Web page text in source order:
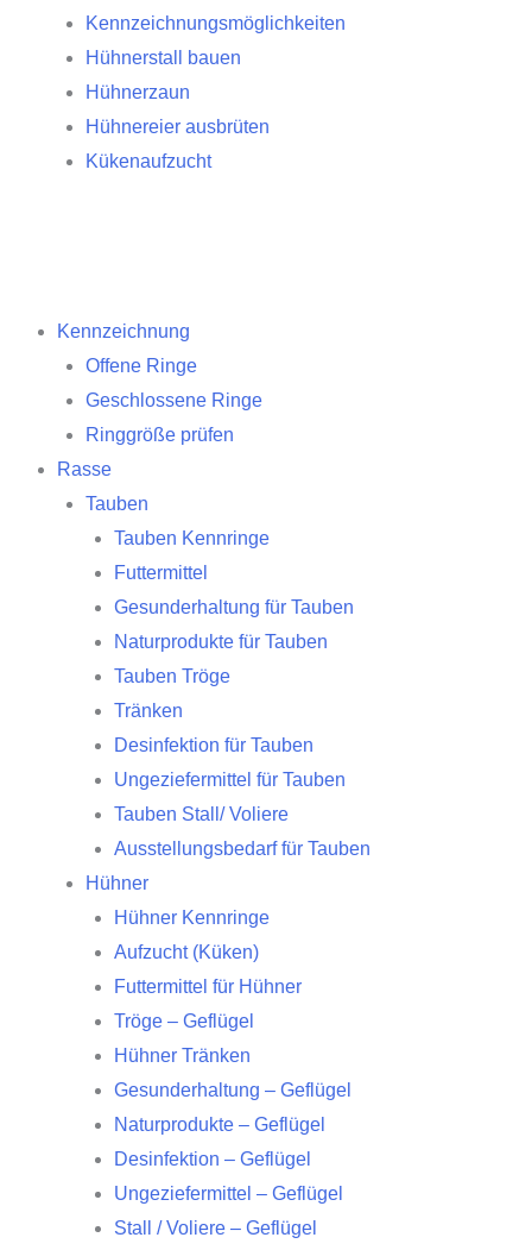
Kennzeichnungsmöglichkeiten
Hühnerstall bauen
Hühnerzaun
Hühnereier ausbrüten
Kükenaufzucht
Kennzeichnung
Offene Ringe
Geschlossene Ringe
Ringgröße prüfen
Rasse
Tauben
Tauben Kennringe
Futtermittel
Gesunderhaltung für Tauben
Naturprodukte für Tauben
Tauben Tröge
Tränken
Desinfektion für Tauben
Ungeziefermittel für Tauben
Tauben Stall/ Voliere
Ausstellungsbedarf für Tauben
Hühner
Hühner Kennringe
Aufzucht (Küken)
Futtermittel für Hühner
Tröge – Geflügel
Hühner Tränken
Gesunderhaltung – Geflügel
Naturprodukte – Geflügel
Desinfektion – Geflügel
Ungeziefermittel – Geflügel
Stall / Voliere – Geflügel